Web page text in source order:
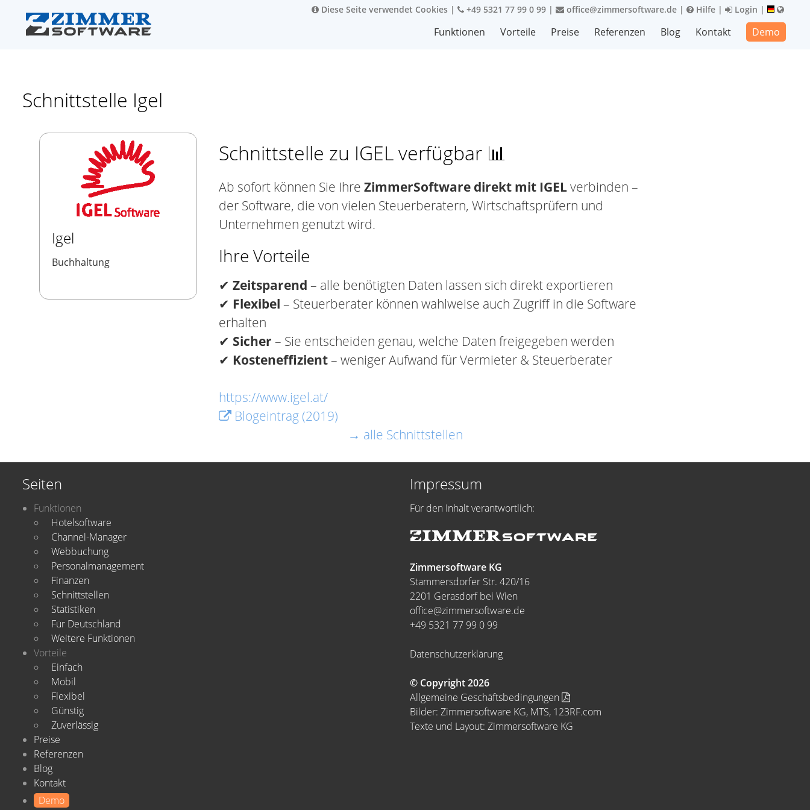
Diese Seite verwendet Cookies | +49 5321 77 99 0 99 | office@zimmersoftware.de | Hilfe | Login |
Funktionen Vorteile Preise Referenzen Blog Kontakt Demo
Schnittstelle Igel
Igel
Buchhaltung
Schnittstelle zu IGEL verfügbar 📊
Ab sofort können Sie Ihre ZimmerSoftware direkt mit IGELverbinden –
der Software, die von vielen Steuerberatern, Wirtschaftsprüfern und
Unternehmen genutzt wird.
Ihre Vorteile
✔ Zeitsparend – alle benötigten Daten lassen sich direkt exportieren
✔ Flexibel – Steuerberater können wahlweise auch Zugriff in die Software
erhalten
✔ Sicher – Sie entscheiden genau, welche Daten freigegeben werden
✔ Kosteneffizient– weniger Aufwand für Vermieter & Steuerberater
https://www.igel.at/
Blogeintrag (2019)
→ alle Schnittstellen
Seiten
Funktionen
Hotelsoftware
Channel-Manager
Webbuchung
Personalmanagement
Finanzen
Schnittstellen
Statistiken
Für Deutschland
Weitere Funktionen
Vorteile
Einfach
Mobil
Flexibel
Günstig
Zuverlässig
Preise
Referenzen
Blog
Kontakt
Demo
Impressum
Für den Inhalt verantwortlich:
Zimmersoftware KG
Stammersdorfer Str. 420/16
2201 Gerasdorf bei Wien
office@zimmersoftware.de
+49 5321 77 99 0 99
Datenschutzerklärung
© Copyright 2026
Allgemeine Geschäftsbedingungen
Bilder: Zimmersoftware KG, MTS, 123RF.com
Texte und Layout: Zimmersoftware KG